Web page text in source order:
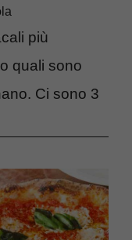
più
quali sono
Ci sono 3